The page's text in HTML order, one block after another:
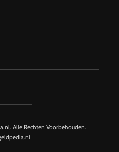
Alle Rechten Voorbehouden.